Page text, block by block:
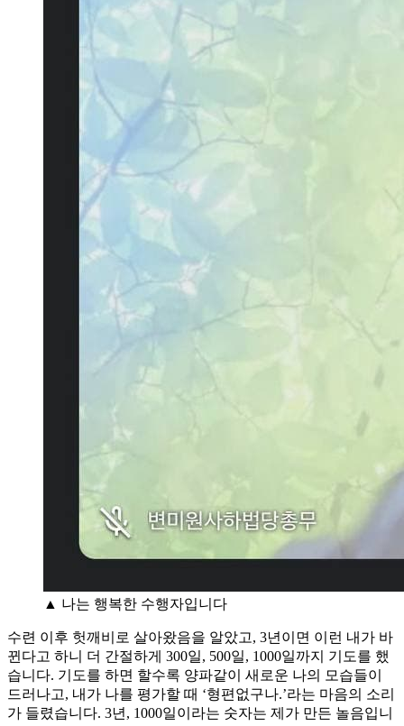
▲ 나는 행복한 수행자입니다
수련 이후 헛깨비로 살아왔음을 알았고, 3년이면 이런 내가 바
뀐다고 하니 더 간절하게 300일, 500일, 1000일까지 기도를 했
습니다. 기도를 하면 할수록 양파같이 새로운 나의 모습들이
드러나고, 내가 나를 평가할 때 ‘형편없구나.’라는 마음의 소리
가 들렸습니다. 3년, 1000일이라는 숫자는 제가 만든 놀음입니